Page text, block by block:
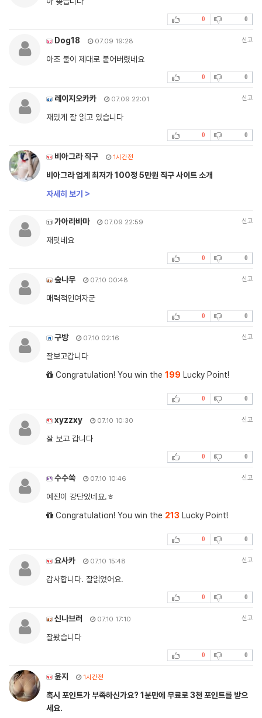
0 0
Dog18 07.09 19:28 신고
아조 불이 제대로 붙어버렸네요
0 0
레이지오카카 07.09 22:01 신고
재밌게 잘 읽고 있습니다
0 0
비아그라 직구 1시간전
비아그라 업계 최저가 100정 5만원 직구 사이트 소개
자세히 보기 >
가아라바마 07.09 22:59 신고
재밋네요
0 0
숲나무 07.10 00:48 신고
매력적인여자군
0 0
구방 07.10 02:16 신고
잘보고갑니다
Congratulation! You win the 199 Lucky Point!
0 0
xyzzxy 07.10 10:30 신고
잘 보고 갑니다
0 0
수수쑥 07.10 10:46 신고
예진이 강단있네요.ㅎ
Congratulation! You win the 213 Lucky Point!
0 0
요사카 07.10 15:48 신고
감사합니다. 잘읽었어요.
0 0
신나브러 07.10 17:10 신고
잘봤습니다
0 0
윤지 1시간전
혹시 포인트가 부족하신가요? 1분만에 무료로 3천 포인트를 받으
세요.